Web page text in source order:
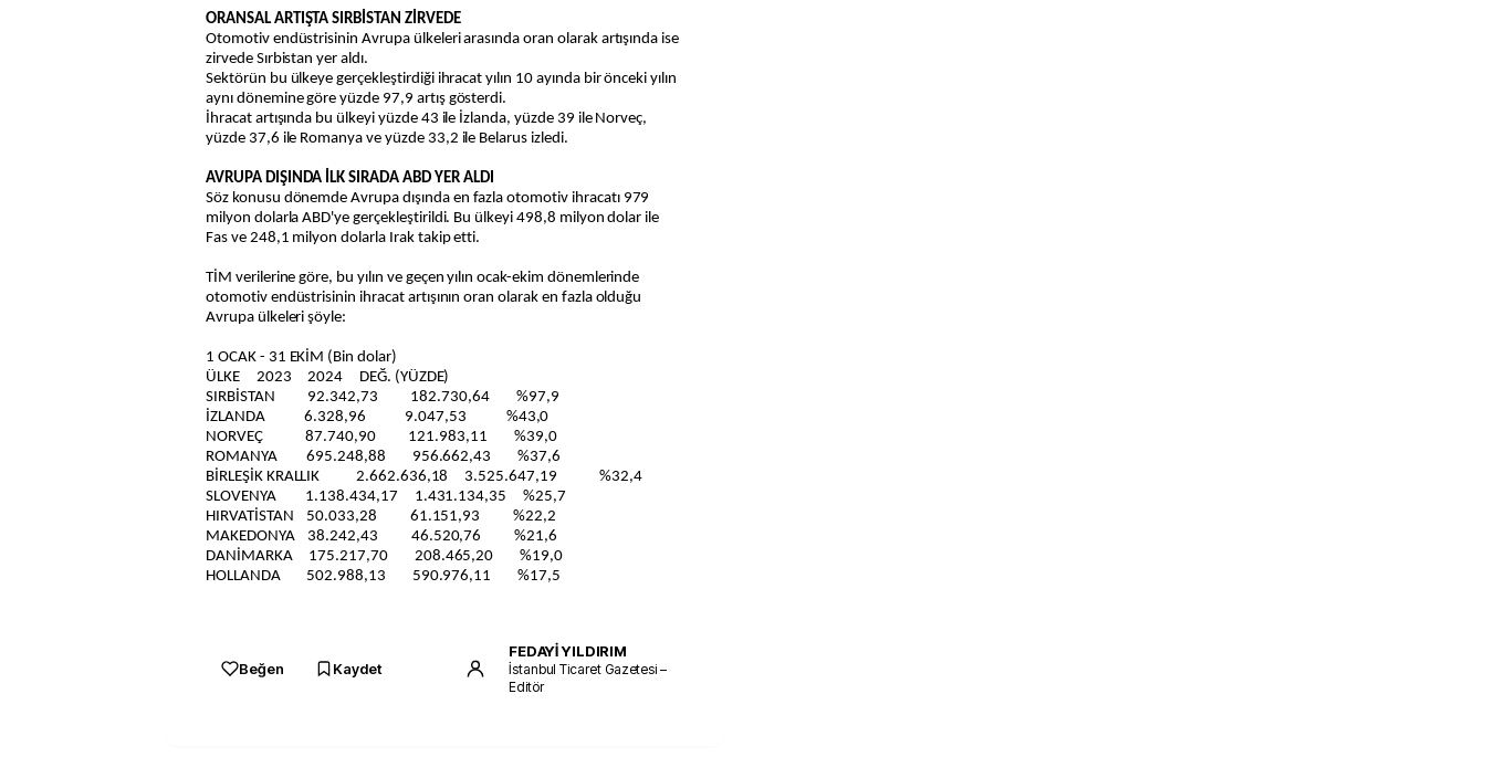
ORANSAL ARTIŞTA SIRBİSTAN ZİRVEDE
Otomotiv endüstrisinin Avrupa ülkeleri arasında oran olarak artışında ise
zirvede Sırbistan yer aldı.
Sektörün bu ülkeye gerçekleştirdiği ihracat yılın 10 ayında bir önceki yılın
aynı dönemine göre yüzde 97,9 artış gösterdi.
İhracat artışında bu ülkeyi yüzde 43 ile İzlanda, yüzde 39 ile Norveç,
yüzde 37,6 ile Romanya ve yüzde 33,2 ile Belarus izledi.
AVRUPA DIŞINDA İLK SIRADA ABD YER ALDI
Söz konusu dönemde Avrupa dışında en fazla otomotiv ihracatı 979
milyon dolarla ABD'ye gerçekleştirildi. Bu ülkeyi 498,8 milyon dolar ile
Fas ve 248,1 milyon dolarla Irak takip etti.
TİM verilerine göre, bu yılın ve geçen yılın ocak-ekim dönemlerinde
otomotiv endüstrisinin ihracat artışının oran olarak en fazla olduğu
Avrupa ülkeleri şöyle:
1 OCAK - 31 EKİM (Bin dolar)
ÜLKE 2023 2024 DEĞ. (YÜZDE)
SIRBİSTAN 92.342,73 182.730,64 %97,9
İZLANDA 6.328,96 9.047,53 %43,0
NORVEÇ 87.740,90 121.983,11 %39,0
ROMANYA 695.248,88 956.662,43 %37,6
BİRLEŞİK KRALLIK 2.662.636,18 3.525.647,19 %32,4
SLOVENYA 1.138.434,17 1.431.134,35 %25,7
HIRVATİSTAN 50.033,28 61.151,93 %22,2
MAKEDONYA 38.242,43 46.520,76 %21,6
DANİMARKA 175.217,70 208.465,20 %19,0
HOLLANDA 502.988,13 590.976,11 %17,5
Beğen Kaydet
FEDAYİ YILDIRIM
İstanbul Ticaret Gazetesi –
Editör